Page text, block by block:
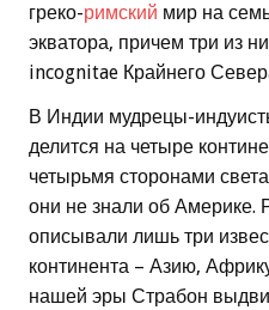
греко-римский мир на
экватора, причем три из
incognitae Крайнего
В Индии мудрецы-
делится на четыре
четырьмя сторонами
они не знали об Америке.
описывали лишь три
континента – Азию,
нашей эры Страбон